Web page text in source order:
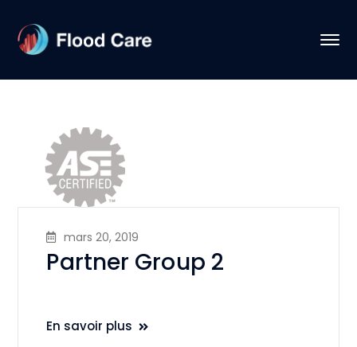
mars 20, 2019
Partner Group 2
En savoir plus